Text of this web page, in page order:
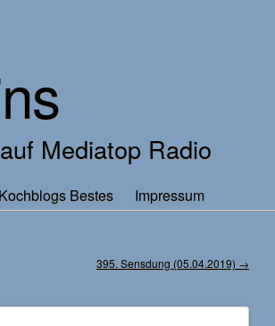
Mediatop Radio
Kochblogs Bestes Impressum
395. Sensdung (05.04.2019) →